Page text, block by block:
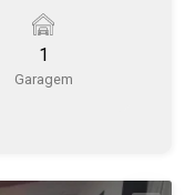
1
Garagem